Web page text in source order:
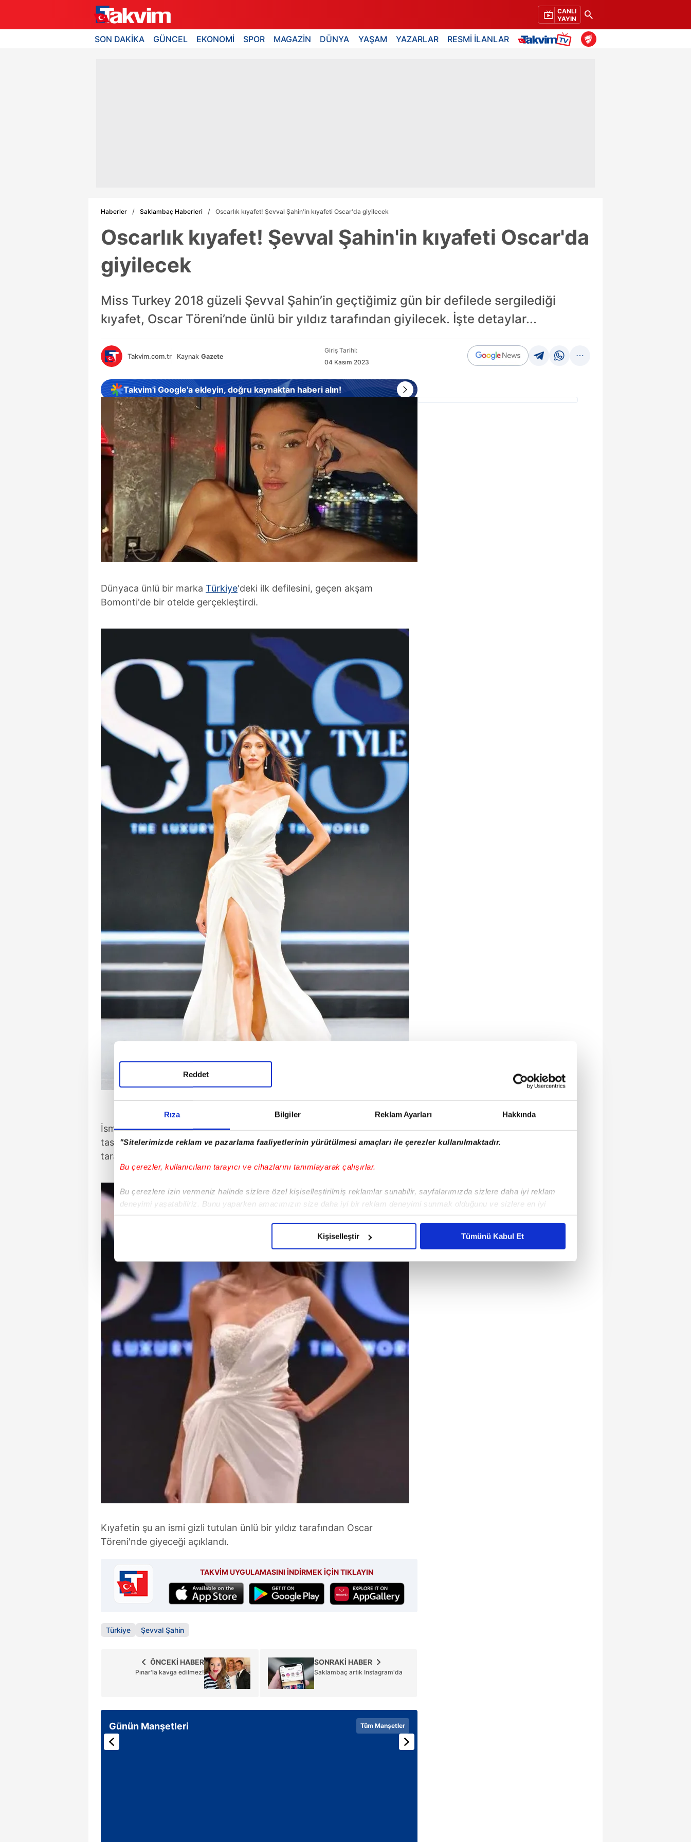
Rıza Bilgiler Reklam Ayarları Hakkında
"Sitelerimizde reklam ve pazarlama faaliyetlerinin yürütülmesi amaçları ile çerezler kullanılmaktadır.
Bu çerezler, kullanıcıların tarayıcı ve cihazlarını tanımlayarak çalışırlar.
Bu çerezlere izin vermeniz halinde sizlere özel kişiselleştirilmiş reklamlar sunabilir, sayfalarımızda sizlere daha iyi reklam
deneyimi yaşatabiliriz. Bunu yaparken amacımızın size daha iyi bir reklam deneyimi sunmak olduğunu ve sizlere en iyi
içerikleri sunabilmek adına elimizden gelen çabayı gösterdiğimizi ve bu noktada, reklamların maliyetlerimizi karşılamak
Sizlere daha iyi bir hizmet sunabilmek için İnternet Sitemizde kendimize ve üçüncü kişilere ait çerezler kullanılmaktadır. Bu
çerezler vasıtasıyla çeşitli kişisel verileriniz işlenmekte olup gerekli olan çerezler bilgi toplumu hizmetlerinin sunulması
amacıyla kullanılmaktadır. Diğer çerezler, sitemizin daha işlevsel kılınması ve kişiselleştirilmesi ve sizlere yönelik
reklam/pazarlama faaliyetlerinin yapılması, amaçlarıyla sınırlı olarak açık rızanız dahilinde kullanılacaktır.
Çerezlere ilişkin tercihlerinizi aşağıda yer alan panel vasıtasıyla belirleyebilirsiniz. Çerezlere ilişkin detaylı bilgi için Ayarlar
butonuna tıklayabilir,
Çerez Bilgilendirme Metnimiziziyaret edebilirsiniz.
6698 sayılı Kişisel Verilerin Korunması Kanunu uyarınca hazırlanmış Aydınlatma Metnimizi okumak ve sitemizde ilgili
mevzuata uygun olarak kullanılan çerezlerle ilgili bilgi almak için lütfen
Reddet
Kişiselleştir Tümünü Kabul Et
CANLI
YAYIN
SON DAKİKA GÜNCEL EKONOMİ SPOR MAGAZİN DÜNYA YAŞAM YAZARLAR RESMİ İLANLAR
Haberler Saklambaç Haberleri Oscarlık kıyafet! Şevval Şahin'in kıyafeti Oscar'da giyilecek
Oscarlık kıyafet! Şevval Şahin'in kıyafeti Oscar'da
giyilecek
Miss Turkey 2018 güzeli Şevval Şahin’in geçtiğimiz gün bir defilede sergilediği
kıyafet, Oscar Töreni’nde ünlü bir yıldız tarafından giyilecek. İşte detaylar...
Takvim.com.tr Kaynak Gazete
Giriş Tarihi:
04 Kasım 2023
Takvim'i Google'a ekleyin, doğru kaynaktan haberi alın!
Dünyaca ünlü bir marka Türkiye'deki ilk defilesini, geçen akşam
Bomonti'de bir otelde gerçekleştirdi.
İsmi sır gibi saklanan dünyaca ünlü bir star için hazırlanan çok özel
tasarım, defilenin kapanış parçası olarak podyumdaŞevval Şahin
tarafından sunuldu.
Kıyafetin şu an ismi gizli tutulan ünlü bir yıldız tarafından Oscar
Töreni'nde giyeceği açıklandı.
TAKVİM UYGULAMASINI İNDİRMEK İÇİN TIKLAYIN
Türkiye Şevval Şahin
SONRAKİ HABER
Saklambaç artık Instagram'da
ÖNCEKİ HABER
Pınar'la kavga edilmez!
Günün Manşetleri Tüm Manşetler